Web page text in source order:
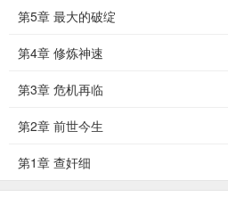
第5章 最大的破绽
第4章 修炼神速
第3章 危机再临
第2章 前世今生
第1章 查奸细